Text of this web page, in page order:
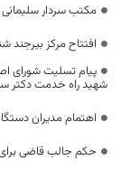
مکتب سردار
افتتاح مرکز بیرجند
پیام تسلیت شورای
شهید راه خدمت دکتر
اهتمام مدیران
حکم جالب قاضی